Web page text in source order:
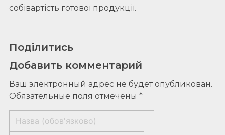
собівартість готової продукції.
Поділитись
Добавить комментарий
Ваш электронный адрес не будет опубликован.
Обязательные поля отмечены *